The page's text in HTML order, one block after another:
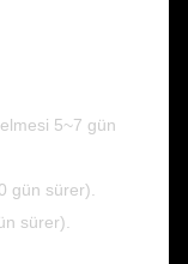
5~7 gün
gün sürer).
sürer).